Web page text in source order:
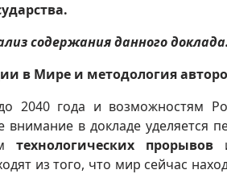
содержания данного доклада.
в Мире и методология
2040 года и возможностям
в докладе уделяется
технологических прорывов
из того, что мир сейчас